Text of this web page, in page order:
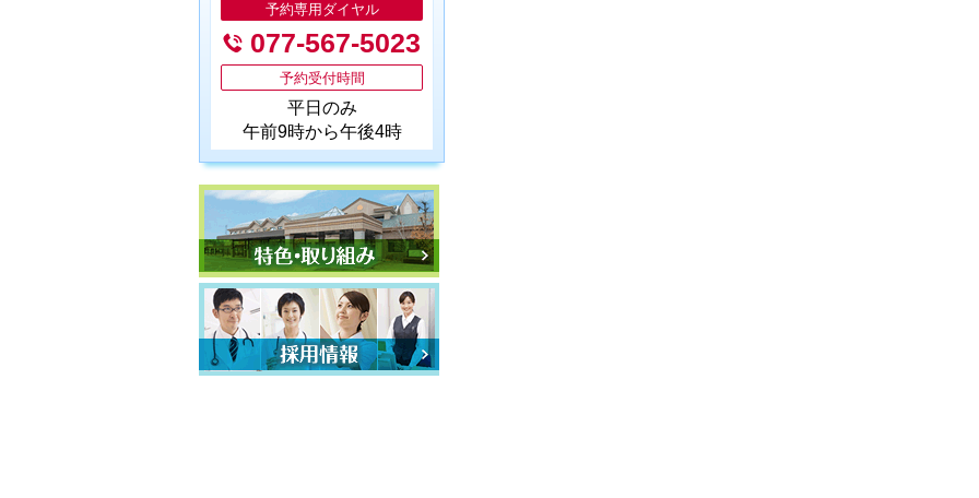
予約専用ダイヤル
077-567-5023
予約受付時間
平日のみ
午前9時から午後4時
特色・取り組み
採用情報